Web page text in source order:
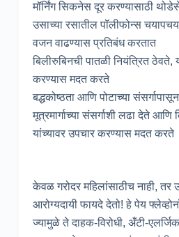
मॉर्निंग सिकनेस दूर करण्यासाठी
उसाच्या रसातील पॉलीफोन्स
वजन वाढण्यास प्रतिबंध करतात
बिलीरुबिनची पातळी नियंत्रित
करण्यास मदत करते
बद्धकोष्ठता आणि पोटाच्या
मूत्रमार्गाच्या संसर्गाशी लढा देते
यांच्यावर उपचार करण्यास मदत करते
केवळ गरोदर महिलांसाठीच नाही, तर
आरोग्यदायी फायदे देतो! हे पेय
ज्यामुळे ते दाहक-विरोधी, अँटी-